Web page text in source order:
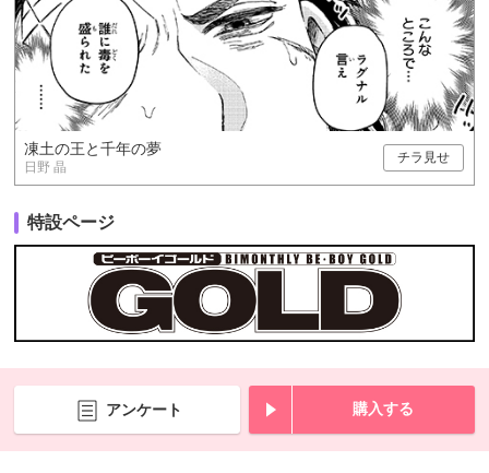
凍土の王と千年の夢
日野 晶
チラ見せ
特設ページ
アンケート 購入する